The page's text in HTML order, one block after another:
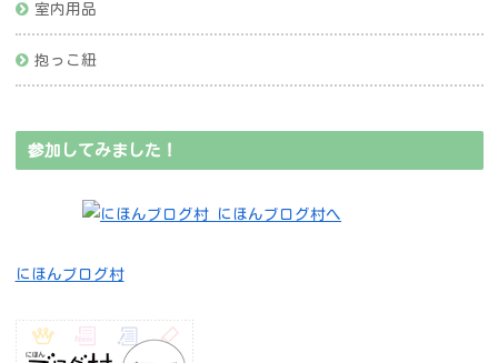
室内用品
抱っこ紐
参加してみました！
にほんブログ村